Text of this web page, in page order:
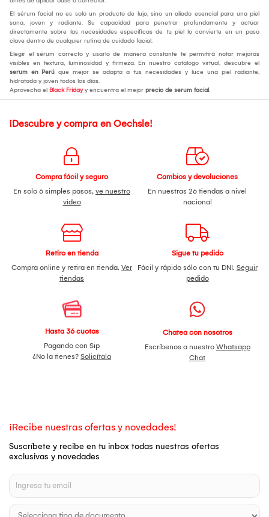
El sérum facial no es solo un producto de lujo, sino un aliado esencial para una piel
sana, joven y radiante. Su capacidad para penetrar profundamente y actuar
directamente sobre las necesidades específicas de tu piel lo convierte en un paso
clave dentro de cualquier rutina de cuidado facial.
Elegir el sérum correcto y usarlo de manera constante te permitirá notar mejoras
visibles en textura, luminosidad y firmeza. En nuestro catálogo virtual, descubre el
serum en Perú que mejor se adapta a tus necesidades y luce una piel radiante,
hidratada y joven todos los días.
Aprovecha el Black Fridayy encuentra el mejor precio de serum facial.
¡Descubre y compra en Oechsle!
Compra fácil y seguro
En solo 6 simples pasos, ve nuestro
video
Cambios y devoluciones
En nuestras 26 tiendas a nivel
nacional
Retiro en tienda
Compra online y retira en tienda. Ver
tiendas
Sigue tu pedido
Fácil y rápido sólo con tu DNI. Seguir
pedido
Hasta 36 cuotas
Pagando con Sip
¿No la tienes? Solicítala
Chatea con nosotros
Escríbenos a nuestro Whatsapp
Chat
¡Recibe nuestras ofertas y novedades!
Suscríbete y recibe en tu inbox todas nuestras ofertas
exclusivas y novedades